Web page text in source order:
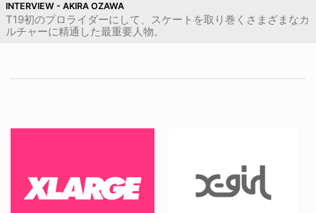
INTERVIEW - AKIRA OZAWA
T19初のプロライダーにして、スケートを取り巻くさまざまなカ
ルチャーに精通した最重要人物。